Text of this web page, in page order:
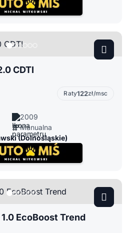
CDTI
Raty122zł/msc
2009
Manualna
(Dolnośląskie)
EcoBoost Trend